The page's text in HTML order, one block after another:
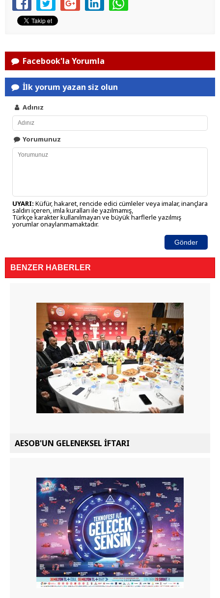
Facebook'la Yorumla
İlk yorum yazan siz olun
Adınız
Yorumunuz
UYARI: Küfür, hakaret, rencide edici cümleler veya imalar, inançlara
saldırı içeren, imla kuralları ile yazılmamış,
Türkçe karakter kullanılmayan ve büyük harflerle yazılmış
yorumlar onaylanmamaktadır.
Gönder
BENZER HABERLER
AESOB'UN GELENEKSEL İFTARI